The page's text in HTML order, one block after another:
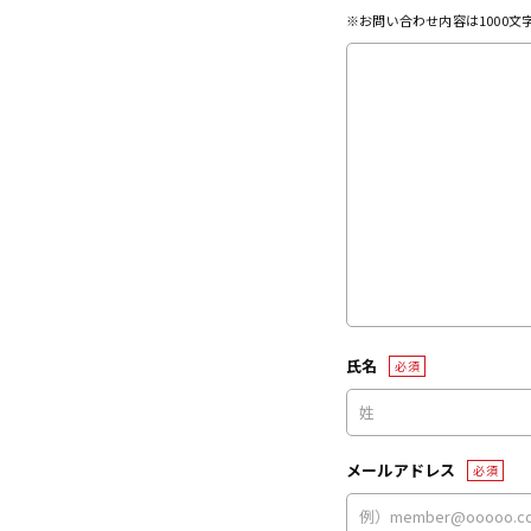
※お問い合わせ内容は1000文
氏名 必須
メールアドレス 必須